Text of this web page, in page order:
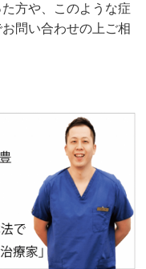
方や、このような症
問い合わせの上ご相